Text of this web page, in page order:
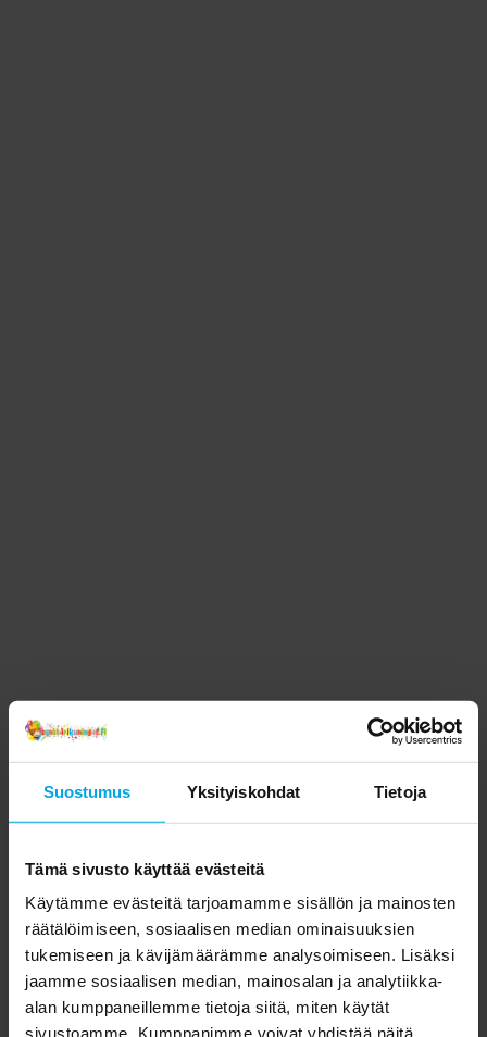
Suostumus Yksityiskohdat Tietoja
Tämä sivusto käyttää evästeitä
Käytämme evästeitä tarjoamamme sisällön ja mainosten
räätälöimiseen, sosiaalisen median ominaisuuksien
tukemiseen ja kävijämäärämme analysoimiseen. Lisäksi
jaamme sosiaalisen median, mainosalan ja analytiikka-
alan kumppaneillemme tietoja siitä, miten käytät
sivustoamme. Kumppanimme voivat yhdistää näitä